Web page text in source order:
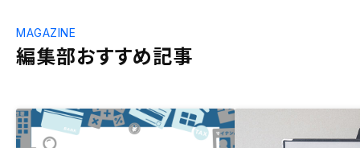
編集部おすすめ記事
MAGAZINE